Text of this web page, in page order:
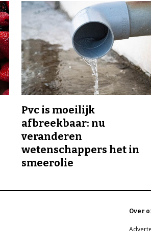
Pvc is moeilijk
afbreekbaar: nu
veranderen
wetenschappers het in
smeerolie
Over